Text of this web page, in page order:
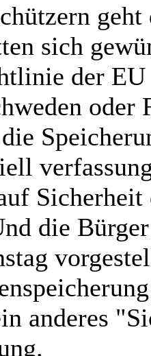
sich
der
die
anderes